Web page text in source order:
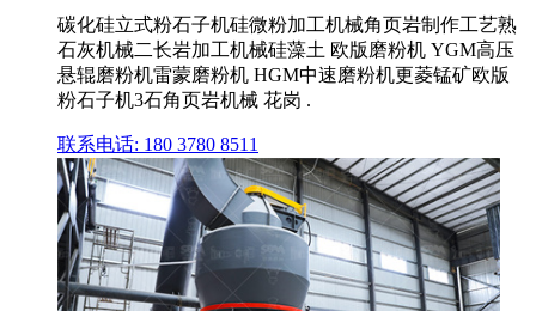
碳化硅立式粉石子机硅微粉加工机械角页岩制作工艺熟
石灰机械二长岩加工机械硅藻土 欧版磨粉机 YGM高压
悬辊磨粉机雷蒙磨粉机 HGM中速磨粉机更菱锰矿欧版
粉石子机3石角页岩机械 花岗 .
联系电话: 180 3780 8511